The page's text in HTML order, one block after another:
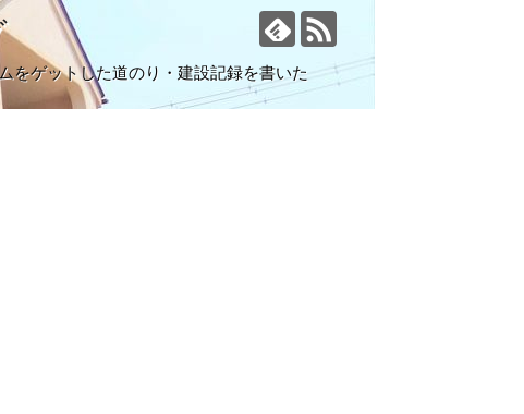
をゲットした道のり・建設記録を書いた